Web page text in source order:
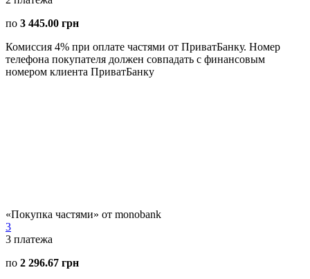
по 3 445.00 грн
Комиссия 4% при оплате частями от ПриватБанку. Номер
телефона покупателя должен совпадать с финансовым
номером клиента ПриватБанку
«Покупка частями» от monobank
3
3 платежа
по 2 296.67 грн